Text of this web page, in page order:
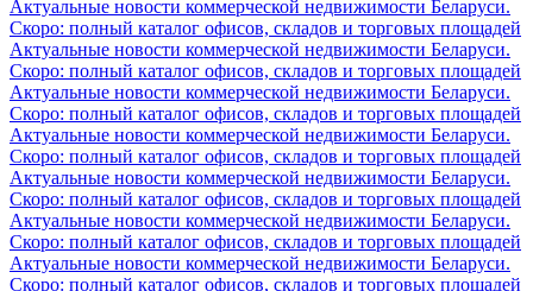
Актуальные новости коммерческой недвижимости Беларуси.
Скоро: полный каталог офисов, складов и торговых площадей
Актуальные новости коммерческой недвижимости Беларуси.
Скоро: полный каталог офисов, складов и торговых площадей
Актуальные новости коммерческой недвижимости Беларуси.
Скоро: полный каталог офисов, складов и торговых площадей
Актуальные новости коммерческой недвижимости Беларуси.
Скоро: полный каталог офисов, складов и торговых площадей
Актуальные новости коммерческой недвижимости Беларуси.
Скоро: полный каталог офисов, складов и торговых площадей
Актуальные новости коммерческой недвижимости Беларуси.
Скоро: полный каталог офисов, складов и торговых площадей
Актуальные новости коммерческой недвижимости Беларуси.
Скоро: полный каталог офисов, складов и торговых площадей